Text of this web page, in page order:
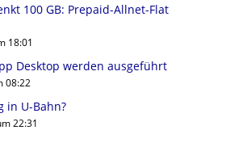
100 GB: Prepaid-Allnet-Flat
18:01
Desktop werden ausgeführt
08:22
in U-Bahn?
22:31